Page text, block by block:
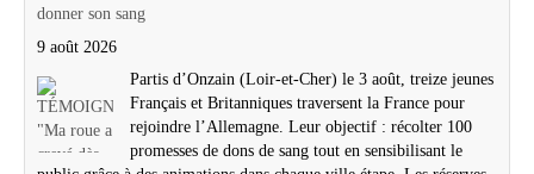
donner son sang
9 août 2026
Partis d’Onzain (Loir-et-Cher) le 3 août, treize jeunes
Français et Britanniques traversent la France pour
rejoindre l’Allemagne. Leur objectif : récolter 100
promesses de dons de sang tout en sensibilisant le